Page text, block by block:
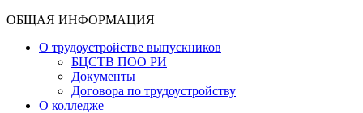
ОБЩАЯ ИНФОРМАЦИЯ
О трудоустройстве выпускников
БЦСТВ ПОО РИ
Документы
Договора по трудоустройству
О колледже